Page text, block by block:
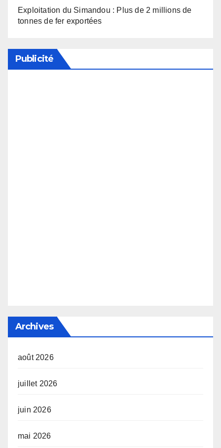
Exploitation du Simandou : Plus de 2 millions de
tonnes de fer exportées
Publicité
Archives
août 2026
juillet 2026
juin 2026
mai 2026